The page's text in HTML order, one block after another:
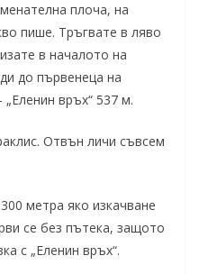
плоча, на
пише. Тръгвате в ляво
в началото на
до първенеца на
връх“ 537 м.
Отвън личи съвсем
метра яко изкачване
се без пътека, защото
с „Еленин връх“.